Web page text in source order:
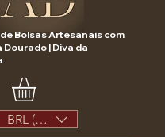
Bolsas Artesanais com
Dourado | Diva da
BRL (R$)